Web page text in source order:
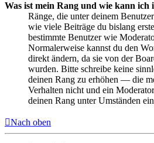
Was ist mein Rang und wie kann ich
Ränge, die unter deinem
wie viele Beiträge du bislang
bestimmte Benutzer wie
Normalerweise kannst du den
direkt ändern, da sie von der
wurden. Bitte schreibe keine
deinen Rang zu erhöhen — die
Verhalten nicht und ein
deinen Rang unter Umständen
Nach oben